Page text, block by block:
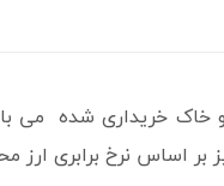
بوده و این
خاک خریداری شده می
اساس نرخ برابری ارز